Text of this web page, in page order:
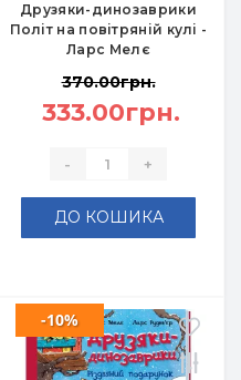
Друзяки-динозаврики
Політ на повітряній кулі -
Ларс Мелє
370.00грн.
333.00грн.
- +
ДО КОШИКА
-10%